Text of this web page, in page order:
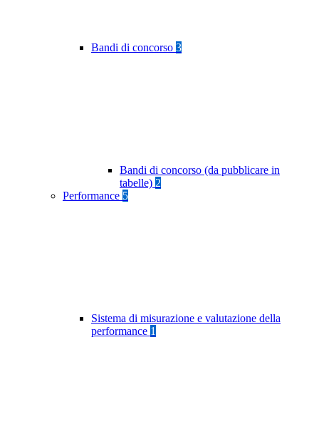
Bandi di concorso 3
Bandi di concorso (da pubblicare in
tabelle) 2
Performance 5
Sistema di misurazione e valutazione della
performance 1